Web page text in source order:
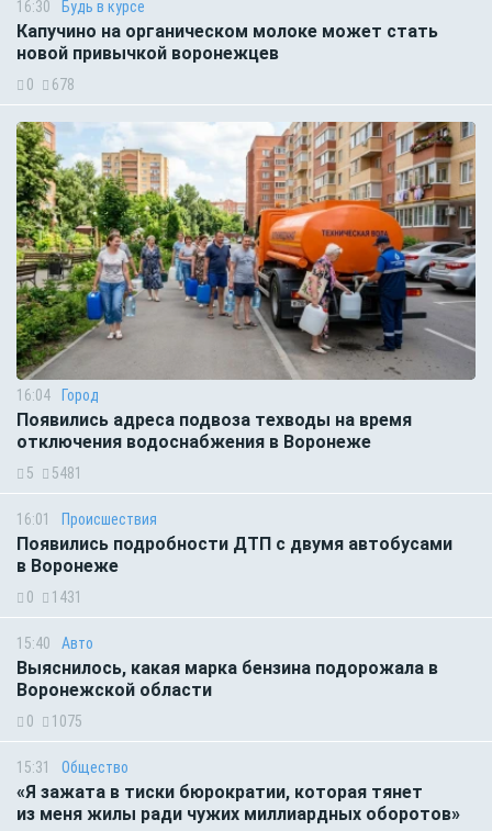
16:30 Будь в курсе
Капучино на органическом молоке может стать
новой привычкой воронежцев
0 678
16:04 Город
Появились адреса подвоза техводы на время
отключения водоснабжения в Воронеже
5 5481
16:01 Происшествия
Появились подробности ДТП с двумя автобусами
в Воронеже
0 1431
15:40 Авто
Выяснилось, какая марка бензина подорожала в
Воронежской области
0 1075
15:31 Общество
«Я зажата в тиски бюрократии, которая тянет
из меня жилы ради чужих миллиардных оборотов»